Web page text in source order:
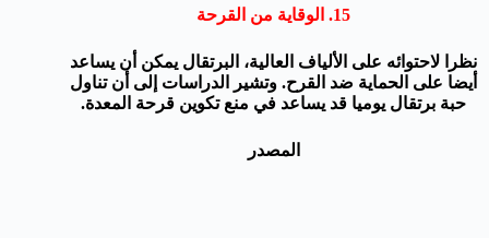
15. الو قاية من القرحة
نظرا لاحتوائه على الألياف العالية، البرتقال يمكن أن يساعد
أيضا على الحماية ضد القرح. وتشير الدراسات إلى أن تناول
حبة برتقال يوميا قد يساعد في منع تكوين قرحة المعدة.
المصدر